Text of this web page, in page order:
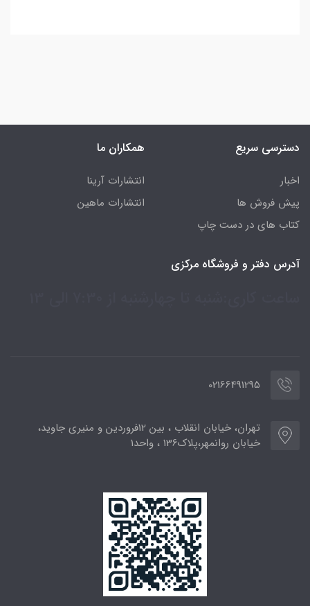
دسترسی سریع
اخبار
پیش فروش ها
کتاب های در دست چاپ
همکاران ما
انتشارات آرینا
انتشارات ماهین
آدرس دفتر و فروشگاه مرکزی
02166491295
تهران، خیابان انقلاب ، بین 12فروردین و منیری جاوید،
خیابان روانمهر،پلاک136 ، واحد1